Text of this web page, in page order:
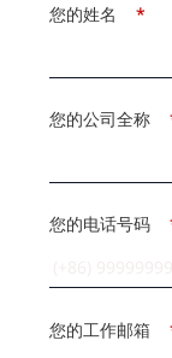
*
您的姓名
您的公司全称
您的电话号码
您的工作邮箱